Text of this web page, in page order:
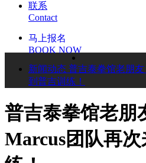
联系
Contact
马上报名
BOOK NOW
新闻动态 普吉泰拳馆老朋
到普吉训练！
普吉泰拳馆老朋
Marcus团队再次